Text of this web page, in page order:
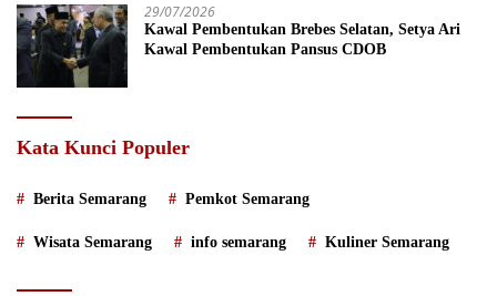
29/07/2026
Kawal Pembentukan Brebes Selatan, Setya Ari
Kawal Pembentukan Pansus CDOB
Kata Kunci Populer
Berita Semarang Pemkot Semarang
Wisata Semarang info semarang Kuliner Semarang